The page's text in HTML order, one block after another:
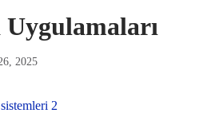
Uygulamaları
2025